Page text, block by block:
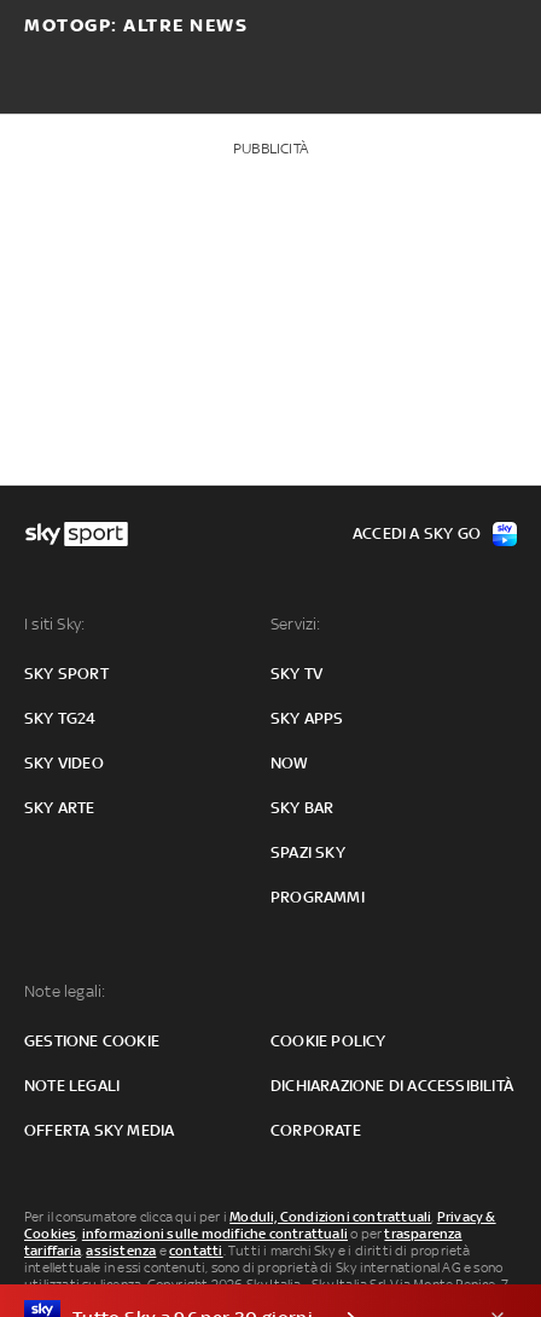
MOTOGP: ALTRE NEWS
PUBBLICITÀ
I siti Sky:
SKY SPORT
SKY TG24
SKY VIDEO
SKY ARTE
Servizi:
SKY TV
SKY APPS
NOW
SKY BAR
SPAZI SKY
PROGRAMMI
Note legali:
GESTIONE COOKIE COOKIE POLICY
NOTE LEGALI DICHIARAZIONE DI ACCESSIBILITÀ
OFFERTA SKY MEDIA CORPORATE
ACCEDI A SKY GO
Per il consumatore clicca qui per iModuli, Condizioni contrattuali, Privacy &
Cookies, informazioni sulle modifiche contrattuali o pertrasparenza
tariffaria,assistenza econtatti. Tutti i marchi Sky e i diritti di proprietà
intellettuale in essi contenuti, sono di proprietà di Sky international AG e sono
utilizzati su licenza. Copyright 2026 Sky Italia - Sky Italia Srl Via Monte Penice, 7 -
20138 Milano P.IVA 04619241005. SkyTG24: ISSN 3035-1537 e SkySport: ISSN